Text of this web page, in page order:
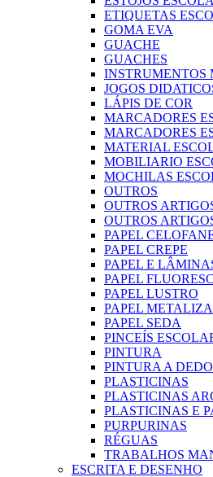
ETIQUETAS
GOMA EVA
GUACHE
GUACHES
INSTRUMENTOS
JOGOS
LÁPIS DE COR
MARCADORES
MARCADORES
MATERIAL
MOBILIARIO
MOCHILAS
OUTROS
OUTROS
OUTROS
PAPEL
PAPEL CREPE
PAPEL E
PAPEL
PAPEL LUSTRO
PAPEL
PAPEL SEDA
PINCEÍS
PINTURA
PINTURA A
PLASTICINAS
PLASTICINAS
PLASTICINAS E
PURPURINAS
RÉGUAS
TRABALHOS
ESCRITA E DESENHO